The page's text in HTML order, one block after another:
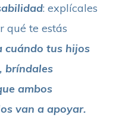
: explícales
qué te estás
cuándo tus hijos
bríndales
ambos
van a apoyar.